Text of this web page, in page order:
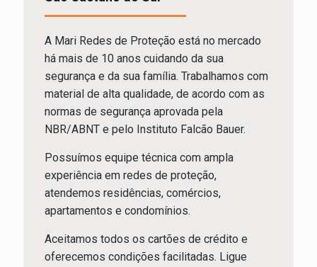
A Mari Redes de Proteção está no mercado
há mais de 10 anos cuidando da sua
segurança e da sua família. Trabalhamos com
material de alta qualidade, de acordo com as
normas de segurança aprovada pela
NBR/ABNT e pelo Instituto Falcão Bauer.
Possuímos equipe técnica com ampla
experiência em redes de proteção,
atendemos residências, comércios,
apartamentos e condomínios.
Aceitamos todos os cartões de crédito e
oferecemos condições facilitadas. Ligue